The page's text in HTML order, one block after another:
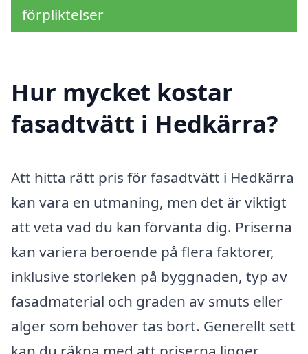
förpliktelser
Hur mycket kostar
fasadtvätt i Hedkärra?
Att hitta rätt pris för fasadtvätt i Hedkärra
kan vara en utmaning, men det är viktigt
att veta vad du kan förvänta dig. Priserna
kan variera beroende på flera faktorer,
inklusive storleken på byggnaden, typ av
fasadmaterial och graden av smuts eller
alger som behöver tas bort. Generellt sett